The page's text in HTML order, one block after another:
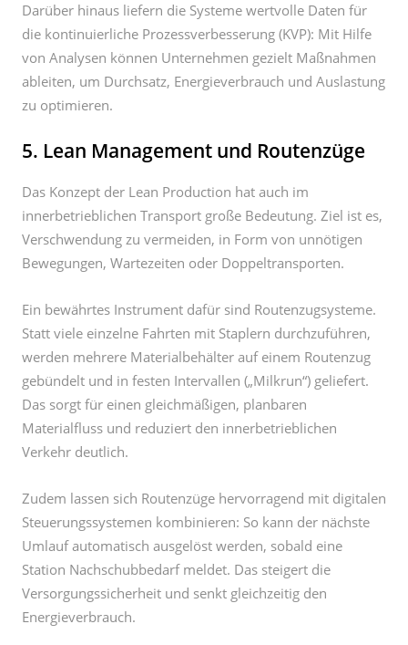
ableiten, um Durchsatz, Energieverbrauch und Auslastung
zu optimieren.
5. Lean Management und Routenzüge
innerbetrieblichen Transport große Bedeutung. Ziel ist es,
Bewegungen, Wartezeiten oder Doppeltransporten.
Ein bewährtes Instrument dafür sind Routenzugsysteme.
Statt viele einzelne Fahrten mit Staplern durchzuführen,
gebündelt und in festen Intervallen („Milkrun“) geliefert.
Das sorgt für einen gleichmäßigen, planbaren
Materialfluss und reduziert den innerbetrieblichen
Verkehr deutlich.
Zudem lassen sich Routenzüge hervorragend mit digitalen
Steuerungssystemen kombinieren: So kann der nächste
Station Nachschubbedarf meldet. Das steigert die
Versorgungssicherheit und senkt gleichzeitig den
Energieverbrauch.
6. Ergonomie und
Mitarbeitereinbindung